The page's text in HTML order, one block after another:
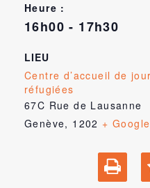
Heure :
16h00 - 17h30
LIEU
Centre d’accueil de
réfugiées
67C Rue de Lausanne
Genève, 1202 +